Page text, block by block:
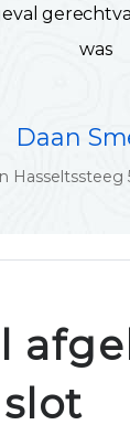
was
Daan